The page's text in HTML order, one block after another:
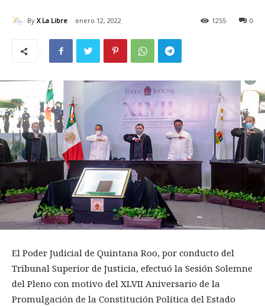
By X La Libre enero 12, 2022 0
1255
El Poder Judicial de Quintana Roo, por conducto del
Tribunal Superior de Justicia, efectuó la Sesión Solemne
del Pleno con motivo del XLVII Aniversario de la
Promulgación de la Constitución Política del Estado